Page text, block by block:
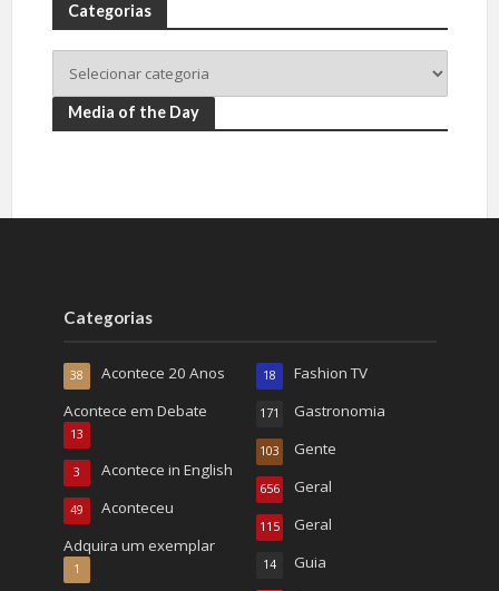
Categorias
Media of the Day
Categorias
Acontece 20 Anos
38
Acontece em Debate
13
Acontece in English
3
Aconteceu
49
Adquira um exemplar
1
Fashion TV
18
Gastronomia
171
Gente
103
Geral
656
Geral
115
Guia
14